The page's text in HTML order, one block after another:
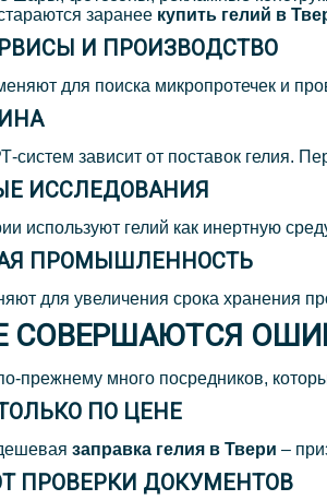
заранее купить гелий в
И ПРОИЗВОДСТВО
для поиска микропротечек и
систем зависит от поставок гелия.
ИССЛЕДОВАНИЯ
используют гелий как инертную
ПРОМЫШЛЕННОСТЬ
для увеличения срока хранения
СОВЕРШАЮТСЯ
прежнему много посредников,
ПО ЦЕНЕ
заправка гелия в Твери –
ПРОВЕРКИ ДОКУМЕНТОВ